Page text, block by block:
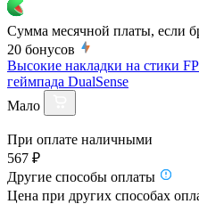
Сумма месячной платы, если
20 бонусов
Высокие накладки на стики
геймпада DualSense
Мало
При оплате наличными
567 ₽
Другие способы оплаты
Цена при других способах